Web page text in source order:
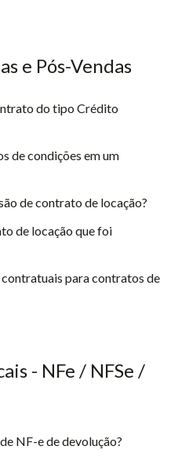
e Pós-Vendas
do tipo Crédito
de condições em um
de contrato de locação?
de locação que foi
para contratos de
- NFe / NFSe /
NF-e de devolução?